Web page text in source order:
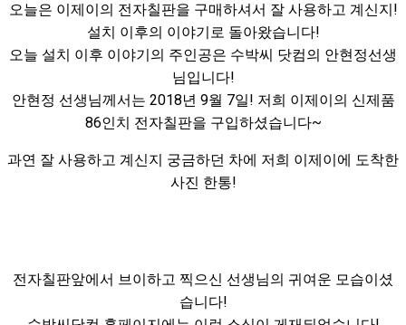
오늘은 이제이의 전자칠판을 구매하셔서 잘 사용하고 계신지!
설치 이후의 이야기로 돌아왔습니다!
오늘 설치 이후 이야기의 주인공은 수박씨 닷컴의 안현정선생
님입니다!
안현정 선생님께서는 2018년 9월 7일! 저희 이제이의 신제품
86인치 전자칠판을 구입하셨습니다~
과연 잘 사용하고 계신지 궁금하던 차에 저희 이제이에 도착한
사진 한통!
전자칠판앞에서 브이하고 찍으신 선생님의 귀여운 모습이셨
습니다!